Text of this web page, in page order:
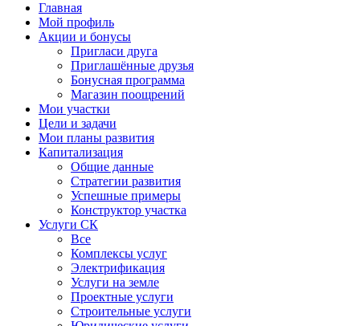
Главная
Мой профиль
Акции и бонусы
Пригласи друга
Приглашённые друзья
Бонусная программа
Магазин поощрений
Мои участки
Цели и задачи
Мои планы развития
Капитализация
Общие данные
Стратегии развития
Успешные примеры
Конструктор участка
Услуги СК
Все
Комплексы услуг
Электрификация
Услуги на земле
Проектные услуги
Строительные услуги